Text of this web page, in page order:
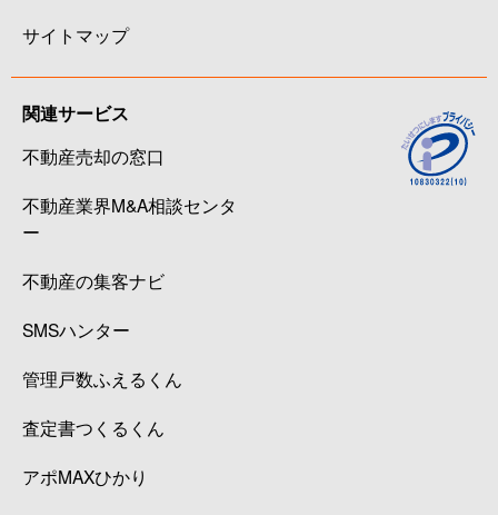
サイトマップ
関連サービス
不動産売却の窓口
不動産業界M&A相談センタ
ー
不動産の集客ナビ
SMSハンター
管理戸数ふえるくん
査定書つくるくん
アポMAXひかり